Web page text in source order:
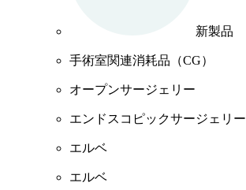
新製品
手術室関連消耗品（CG）
オープンサージェリー
エンドスコピックサージェリー
エルベ
エルベ